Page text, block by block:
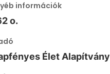
információk
o.
Élet Alapítvány